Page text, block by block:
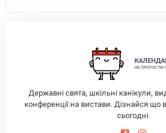
НЕ ПРОПУСТИ
Державні свята, шкільні канікули,
конференції на вистави. Дізнайся що
сьогодні.